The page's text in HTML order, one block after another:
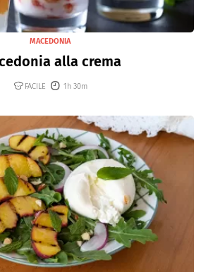
MACEDONIA
alla crema
FACILE 1h 30m